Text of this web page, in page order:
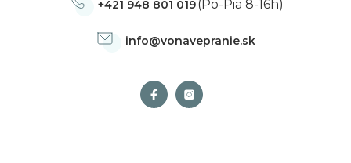
info@vonavepranie.sk
+421 948 801 019(Po-Pia 8-16h)